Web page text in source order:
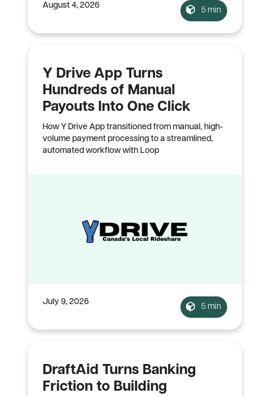
August 4, 2026
5 min
Y Drive App Turns
Hundreds of Manual
Payouts Into One Click
How Y Drive App transitioned from manual, high-
volume payment processing to a streamlined,
automated workflow with Loop
July 9, 2026
5 min
DraftAid Turns Banking
Friction to Building